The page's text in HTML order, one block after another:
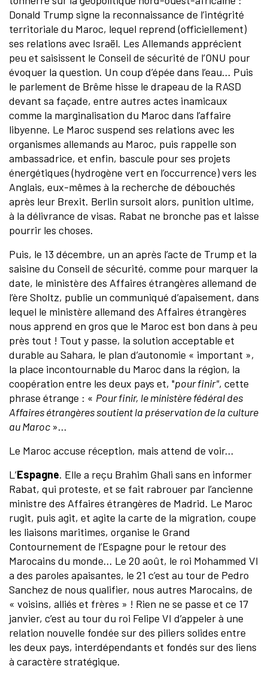
Donald Trump signe la reconnaissance de l’intégrité
territoriale du Maroc, lequel reprend (officiellement)
ses relations avec Israël. Les Allemands apprécient
peu et saisissent le Conseil de sécurité de l’ONU pour
évoquer la question. Un coup d’épée dans l’eau… Puis
le parlement de Brême hisse le drapeau de la RASD
devant sa façade, entre autres actes inamicaux
comme la marginalisation du Maroc dans l’affaire
libyenne. Le Maroc suspend ses relations avec les
organismes allemands au Maroc, puis rappelle son
ambassadrice, et enfin, bascule pour ses projets
énergétiques (hydrogène vert en l’occurrence) vers les
Anglais, eux-mêmes à la recherche de débouchés
après leur Brexit. Berlin sursoit alors, punition ultime,
à la délivrance de visas. Rabat ne bronche pas et laisse
pourrir les choses.
Puis, le 13 décembre, un an après l’acte de Trump et la
saisine du Conseil de sécurité, comme pour marquer la
date, le ministère des Affaires étrangères allemand de
l’ère Sholtz, publie un communiqué d’apaisement, dans
lequel le ministère allemand des Affaires étrangères
nous apprend en gros que le Maroc est bon dans à peu
près tout ! Tout y passe, la solution acceptable et
durable au Sahara, le plan d’autonomie « important »,
la place incontournable du Maroc dans la région, la
coopération entre les deux pays et, "pour finir", cette
phrase étrange : « Pour finir, le ministère fédéral des
Affaires étrangères soutient la préservation de la culture
au Maroc »…
Le Maroc accuse réception, mais attend de voir...
L’Espagne. Elle a reçu Brahim Ghali sans en informer
Rabat, qui proteste, et se fait rabrouer par l’ancienne
ministre des Affaires étrangères de Madrid. Le Maroc
rugit, puis agit, et agite la carte de la migration, coupe
les liaisons maritimes, organise le Grand
Contournement de l’Espagne pour le retour des
Marocains du monde… Le 20 août, le roi Mohammed VI
a des paroles apaisantes, le 21 c’est au tour de Pedro
Sanchez de nous qualifier, nous autres Marocains, de
« voisins, alliés et frères » ! Rien ne se passe et ce 17
janvier, c’est au tour du roi Felipe VI d’appeler à une
relation nouvelle fondée sur des piliers solides entre
les deux pays, interdépendants et fondés sur des liens
à caractère stratégique.